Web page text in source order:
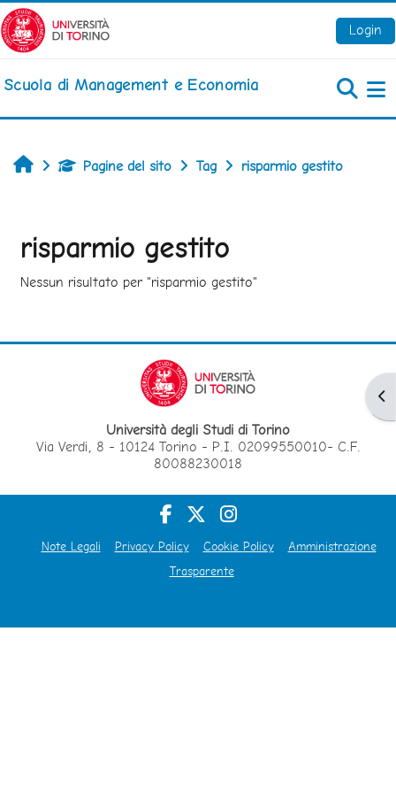
Vai al contenuto principale
Login
Scuola di Management e Economia
HomePagine del sito Tag risparmio gestito
risparmio gestito
Nessun risultato per "risparmio gestito"
Università degli Studi di Torino
Via Verdi, 8 - 10124 Torino - P.I. 02099550010- C.F.
80088230018
Note Legali Privacy Policy Cookie Policy
Amministrazione
Trasparente